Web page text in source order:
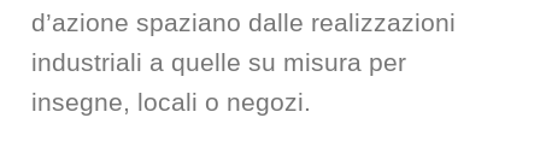
d’azione spaziano dalle realizzazioni
industriali a quelle su misura per
insegne, locali o negozi.